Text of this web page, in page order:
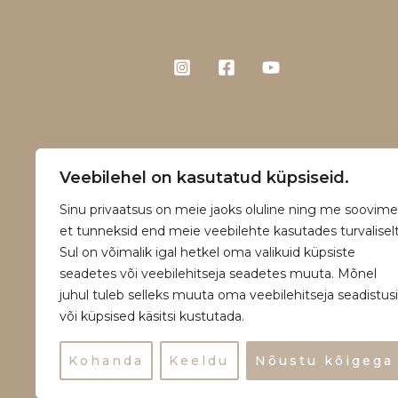
Veebilehel on kasutatud küpsiseid.
Sinu privaatsus on meie jaoks oluline ning me
et tunneksid end meie veebilehte kasutades
Sul on võimalik igal hetkel oma valikuid küpsiste
seadetes või veebilehitseja seadetes muuta. Mõnel
juhul tuleb selleks muuta oma veebilehitseja seadistusi
või küpsised käsitsi kustutada.
Kohanda Keeldu Nõustu kõigega
Copyright © 2026 | Powered by Vääna